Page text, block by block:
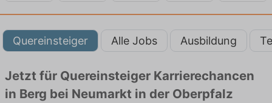
Quereinsteiger Alle Jobs Ausbildung
Jetzt für Quereinsteiger Karrierechancen
in Berg bei Neumarkt in der Oberpfalz